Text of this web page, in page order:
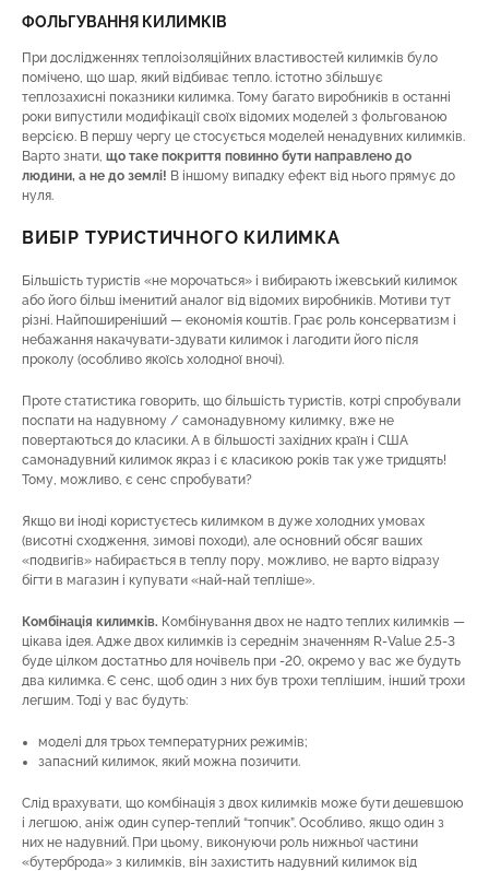
ФОЛЬГУВАННЯ КИЛИМКІВ
При дослідженнях теплоізоляційних властивостей килимків було
помічено, що шар, який відбиває тепло. істотно збільшує
теплозахисні показники килимка. Тому багато виробників в останні
роки випустили модифікації своїх відомих моделей з фольгованою
версією. В першу чергу це стосується моделей ненадувних килимків.
Варто знати, що таке покриття повинно бути направлено до
людини, а не до землі! В іншому випадку ефект від нього прямує до
нуля.
ВИБІР ТУРИСТИЧНОГО КИЛИМКА
Більшість туристів «не морочаться» і вибирають іжевський килимок
або його більш іменитий аналог від відомих виробників. Мотиви тут
різні. Найпоширеніший — економія коштів. Грає роль консерватизм і
небажання накачувати-здувати килимок і лагодити його після
проколу (особливо якоїсь холодної вночі).
Проте статистика говорить, що більшість туристів, котрі спробували
поспати на надувному / самонадувному килимку, вже не
повертаються до класики. А в більшості західних країн і США
самонадувний килимок якраз і є класикою років так уже тридцять!
Тому, можливо, є сенс спробувати?
Якщо ви іноді користуєтесь килимком в дуже холодних умовах
(висотні сходження, зимові походи), але основний обсяг ваших
«подвигів» набирається в теплу пору, можливо, не варто відразу
бігти в магазин і купувати «най-най тепліше».
Комбінація килимків. Комбінування двох не надто теплих килимків —
цікава ідея. Адже двох килимків із середнім значенням R-Value 2.5-3
буде цілком достатньо для ночівель при -20, окремо у вас же будуть
два килимка. Є сенс, щоб один з них був трохи теплішим, інший трохи
легшим. Тоді у вас будуть:
моделі для трьох температурних режимів;
запасний килимок, який можна позичити.
Слід врахувати, що комбінація з двох килимків може бути дешевшою
і легшою, аніж один супер-теплий “топчик”. Особливо, якщо один з
них не надувний. При цьому, виконуючи роль нижньої частини
«бутерброда» з килимків, він захистить надувний килимок від